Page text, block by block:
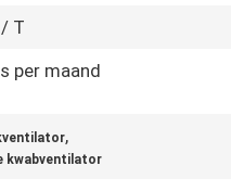
T
per maand
,
kwabventilator